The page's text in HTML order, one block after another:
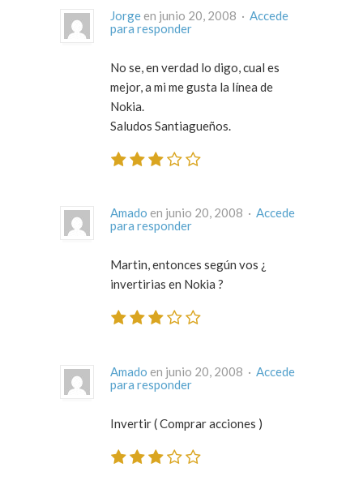
Jorge en junio 20, 2008 · Accede
para responder
No se, en verdad lo digo, cual es
mejor, a mi me gusta la línea de
Nokia.
Saludos Santiagueños.
Amado en junio 20, 2008 · Accede
para responder
Martin, entonces según vos ¿
invertirias en Nokia ?
Amado en junio 20, 2008 · Accede
para responder
Invertir ( Comprar acciones )